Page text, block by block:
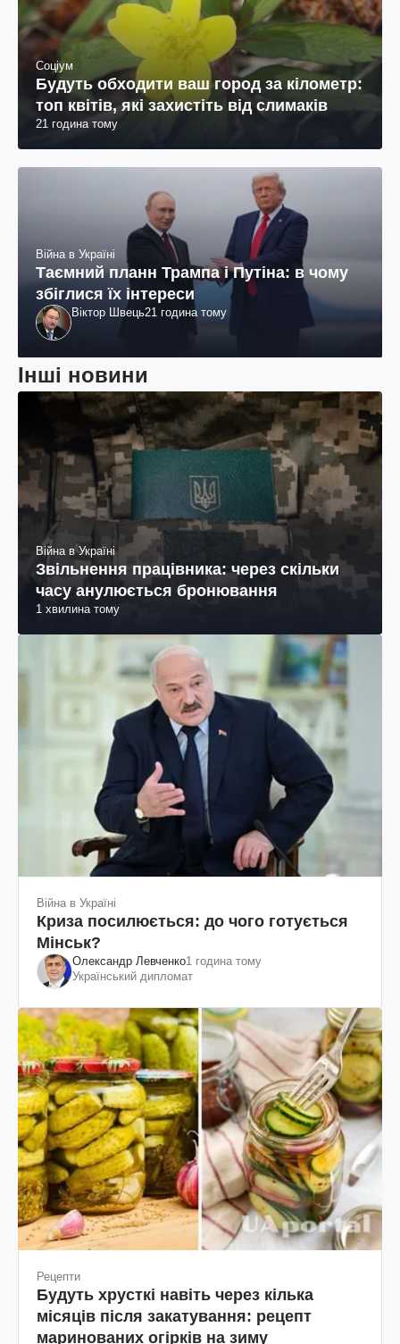
Соціум
Будуть обходити ваш город за кілометр:
топ квітів, які захистіть від слимаків
21 година тому
Війна в Україні
Таємний планн Трампа і Путіна: в чому
збіглися їх інтереси
Віктор Швець21 година тому
Інші новини
Війна в Україні
Звільнення працівника: через скільки
часу анулюється бронювання
1 хвилина тому
Війна в Україні
Криза посилюється: до чого готується
Мінськ?
Олександр Левченко1 година тому
Український дипломат
Рецепти
Будуть хрусткі навіть через кілька
місяців після закатування: рецепт
маринованих огірків на зиму